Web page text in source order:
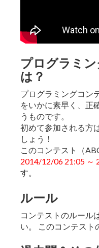
プログラミ
は？
プログラミングコン
をいかに素早く、正
うものです。
初めて参加される方は
しょう！
このコンテスト（
2014/12/06 21:05 ～
す。
ルール
コンテストのルール
い。 このコンテスト